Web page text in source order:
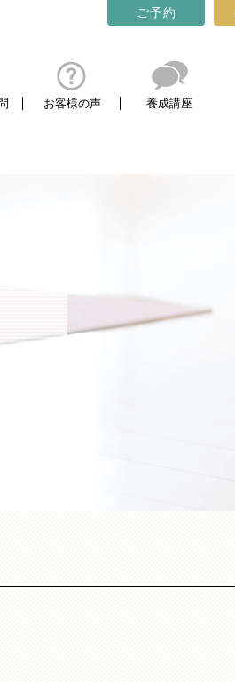
お客様の声 養成講座
ご予約
wpss/wp-content/themes/